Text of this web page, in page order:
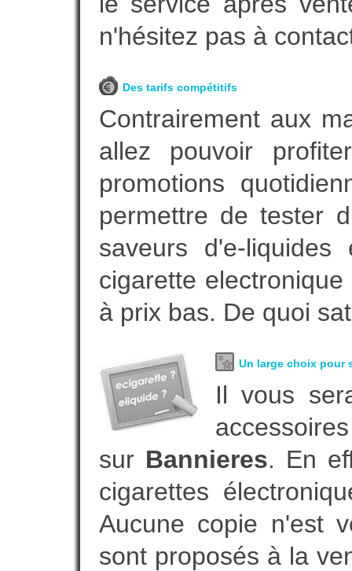
n'hésitez pas à
Des tarifs compétitifs
Contrairement aux
allez pouvoir
promotions
permettre de tester
saveurs d'e-
cigarette
à prix bas. De quoi
Un large choix pour
Il vous
sur Bannieres. En
cigarettes
Aucune copie n'est
sont proposés à la